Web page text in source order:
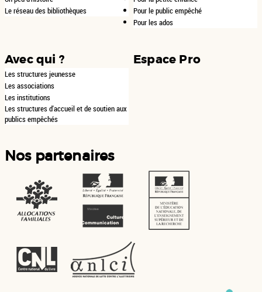
Le réseau des bibliothèques
Pour le public empêché
Pour les ados
Avec qui ?
Les structures jeunesse
Les associations
Les institutions
Les structures d'accueil et de soutien aux
publics empêchés
Espace Pro
Nos partenaires